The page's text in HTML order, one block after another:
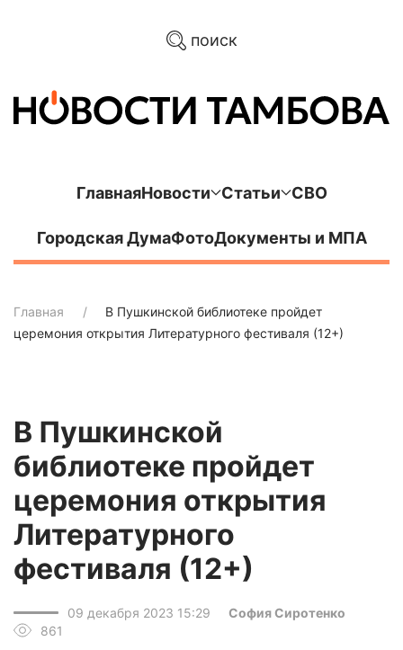
поиск
ГлавнаяНовости Статьи СВО
Городская ДумаФотоДокументы и МПА
Главная
В Пушкинской библиотеке пройдет
церемония открытия Литературного фестиваля (12+)
В Пушкинской
библиотеке пройдет
церемония открытия
Литературного
фестиваля (12+)
09 декабря 2023 15:29
София Сиротенко
861